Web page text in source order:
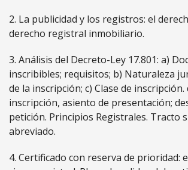
2. La publicidad y los registros: el
derecho registral inmobiliario.
3. Análisis del Decreto-Ley 17.801: a)
inscribibles; requisitos; b) Naturaleza
de la inscripción; c) Clase de inscripción.
inscripción, asiento de presentación;
petición. Principios Registrales. Tracto
abreviado.
4. Certificado con reserva de prioridad: